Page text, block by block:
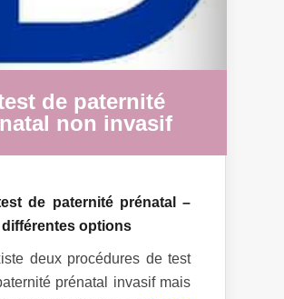
de paternité
non invasif
de paternité prénatal –
différentes options
deux procédures de test
prénatal invasif mais